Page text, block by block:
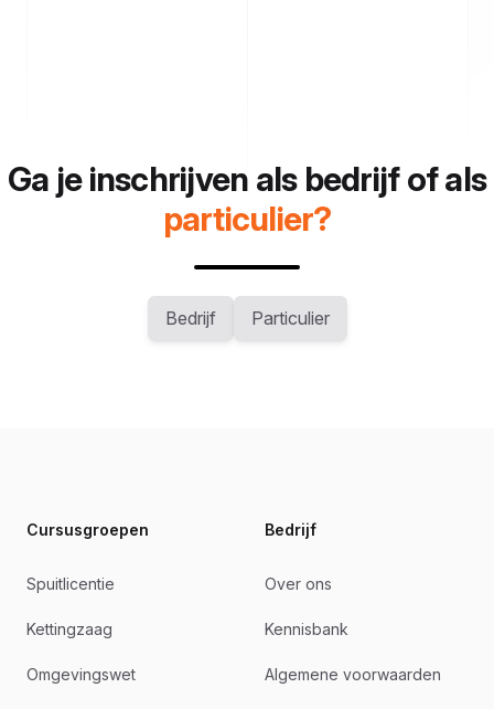
Ga je inschrijven als bedrijf of als
particulier?
Bedrijf Particulier
Cursusgroepen
Spuitlicentie
Kettingzaag
Omgevingswet
Bedrijf
Over ons
Kennisbank
Algemene voorwaarden